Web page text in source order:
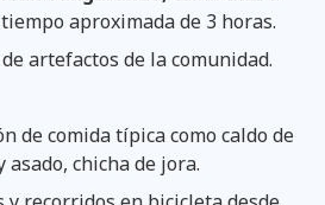
aproximada de 3 horas.
artefactos de la comunidad.
de comida típica como caldo de
asado, chicha de jora.